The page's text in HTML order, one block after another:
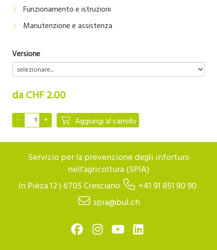
Funzionamento e istruzioni
Manutenzione e assistenza
Versione
da CHF 2.00
Aggiungi al carrello
Servizio per la prevenzione degli infortuni
nell'agricoltura (SPIA)
In Pièza 12 | 6705 Cresciano
+41 91 851 90 90
spia@bul.ch